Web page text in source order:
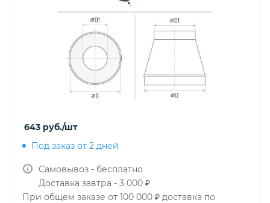
643 руб./шт
Под заказ от 2 дней
Самовывоз - бесплатно
Доставка завтра - 3 000 ₽
При общем заказе от 100 000 ₽ доставка по